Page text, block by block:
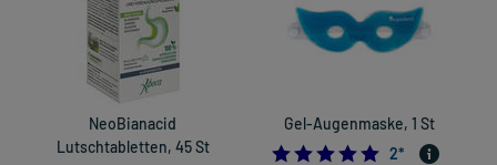
NeoBianacid
Lutschtabletten, 45 St
Gel-Augenmaske, 1 St
5.0
2*